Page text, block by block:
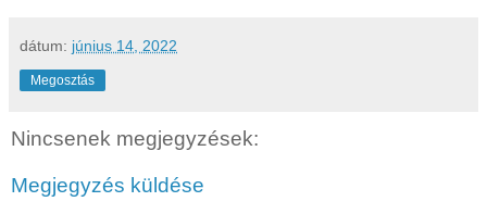
dátum: június 14, 2022
Megosztás
Nincsenek megjegyzések:
Megjegyzés küldése